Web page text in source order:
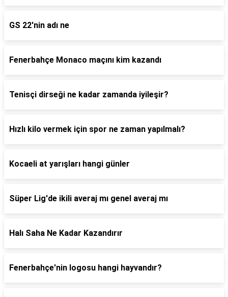
GS 22'nin adı ne
Fenerbahçe Monaco maçını kim kazandı
Tenisçi dirseği ne kadar zamanda iyileşir?
Hızlı kilo vermek için spor ne zaman yapılmalı?
Kocaeli at yarışları hangi günler
Süper Lig'de ikili averaj mı genel averaj mı
Halı Saha Ne Kadar Kazandırır
Fenerbahçe'nin logosu hangi hayvandır?